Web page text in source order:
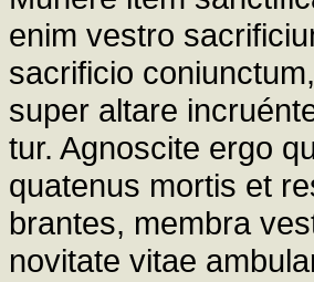
enim vestro
sacrificio
super altare
tur. Agnoscite ergo
quatenus mortis et
brantes, membra
novitate vitae